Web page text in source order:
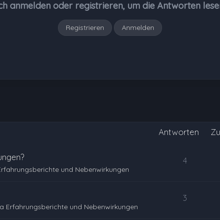
anmelden oder registrieren, um die Antworten
Registrieren Anmelden
Antworten
und Nebenwirkungen
4
Erfahrungsberichte und Nebenwirkungen
3